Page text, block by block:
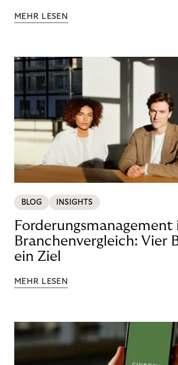
MEHR LESEN
BLOG INSIGHTS
Forderungsmanagement
Branchenvergleich: Vier
ein Ziel
MEHR LESEN